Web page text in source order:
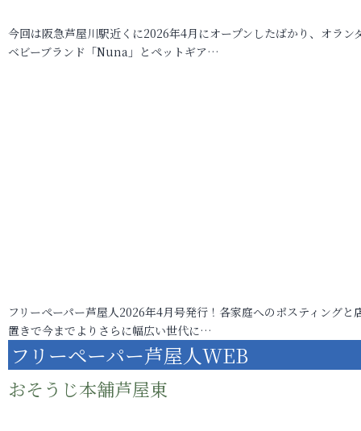
今回は阪急芦屋川駅近くに2026年4月にオープンしたばかり、オラン
ベビーブランド「Nuna」とペットギア…
フリーペーパー芦屋人2026年4月号発行！各家庭へのポスティングと
置きで今までよりさらに幅広い世代に…
フリーペーパー芦屋人WEB
おそうじ本舗芦屋東